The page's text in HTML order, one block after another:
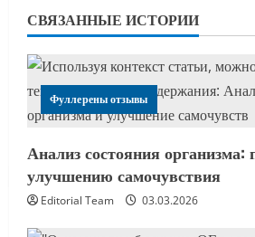
СВЯЗАННЫЕ ИСТОРИИ
Фуллерены отзывы
Анализ состояния
улучшению самочувствия
Editorial Team 03.03.2026